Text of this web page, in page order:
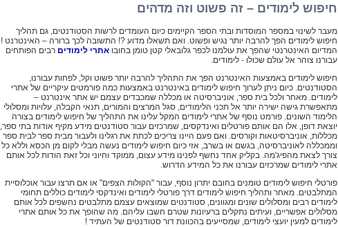
חיפוש לימודים – זה פשוט וזה מדהים
מעבר לשינוי במספר המוסדות ובתי הספר הקיימים כיום העומדים לרשות הסטודנטים, גם תהליך
חיפוש לימודים הפך להרבה יותר נגיש ופשוט. ואם תשאלו מדוע ?! התשובה לכך ברורה – האינטרנט !
המדיום האינטרנטי שהפך את עולמנו לכפר גלובאלי קטן טומן בחובו אתרי לימודים רבים הפותחים
עבורנו צוהר אל עולם שכולו - לימודים.
חיפוש לימודים באמצעות האינטרנט הפך את התהליך להרבה יותר פשוט וקל, לפחות עבורנו,
הסטודנטים. כיום ניתן לערוך חיפוש לימודים באינטרנט באמצעות כמה פורמטים עיקריים של אתרי
לימודים. מאחר ולכל בית ספר, אוניברסיטה או מכללה שמכבדים עצמם יש אתר אינטרנט –
מתאפשרת גישה ישירה יותר אל תכני הלימודים, סגל המרצים והמורים, תנאי הקבלה, עלויות ומסלולי
הלימוד השונים. פורמט נוסף של אתרי לימודים המקל עלינו את התהליך של חיפוש לימודים בצורה
יוצאת דופן, אלו הם אותם פורטלים ואינדקסים, שמרכזים עבור סטודנטים מידע מקיף אודות בתי ספר,
מכללות, אוניברסיטאות וקורסים. ואם פעם היינו צריכים לכתת את רגלינו ולעבור מבית ספר לבית ספר
וממכללה לאוניברסיטה, בגשם או בשרב, אזי כיום חיפוש לימודים נעשה מבלי לקום מן הכסא וללא כל
צורך לצאת מהפיג'מה. בקליק אחד נחשף לפנינו מידע עצום, ממוקד וחיוני וכל זאת הודות לכל אותם
אתרי לימודים שמרכזים עבורנו את כל המידע הדרוש.
פורטלי חיפוש לימודים טומנים בחובם יתרון נוסף, עבור "הקולות הצפים" או אם תרצו עבור אוכלוסיית
המתלבטים. מאחר ותהליך חיפוש לימודים דרך פורטלי לימודים ואינדקסי לימודים כוללים תחומי
לימודים רבים ומסלולים שונים ומגוונים, סטודנטים שמוצאים עצמם מתלבטים נחשפים לכל אותם
מסלולים אפשריים, ועיתים נתקלים ברעיונות שטרם חשבו עליהם. מה שהופך את כל אותם אתרי
לימודים למעין יועצי לימודים, שמסייעים בהכוונת דור סטודנטים של העתיד !